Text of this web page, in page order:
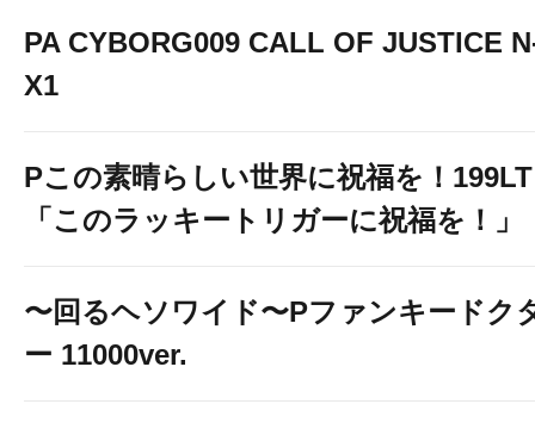
PA CYBORG009 CALL OF JUSTICE
X1
Pこの素晴らしい世界に祝福を！199LT
「このラッキートリガーに祝福を！」
〜回るヘソワイド〜Pファンキードク
ー 11000ver.